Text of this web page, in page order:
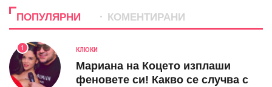
ПОПУЛЯРНИ КОМЕНТИРАНИ
1 КЛЮКИ
Мариана на Коцето изплаши
феновете си! Какво се случва с